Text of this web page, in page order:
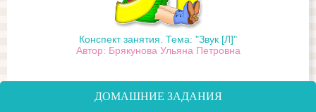
Конспект занятия. Тема: "Звук [Л]"
Автор: Брякунова Ульяна Петровна
ДОМАШНИЕ ЗАДАНИЯ